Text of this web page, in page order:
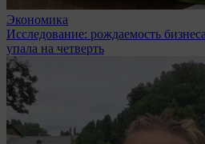
Экономика
Исследование: рождаемость
упала на четверть